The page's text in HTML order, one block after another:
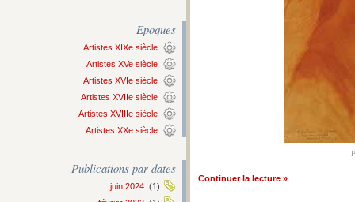
Epoques
Artistes XIXe siècle
Artistes XVe siècle
Artistes XVIe siècle
Artistes XVIIe siècle
Artistes XVIIIe siècle
Artistes XXe siècle
Publications par dates
juin 2024 (1)
Continuer la lecture »